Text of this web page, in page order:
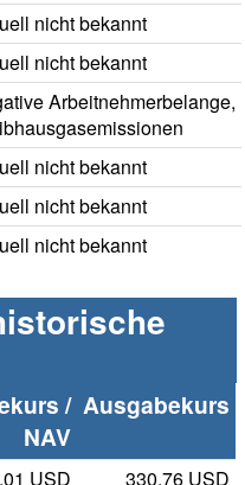
nicht bekannt
nicht bekannt
Arbeitnehmerbelange,
nicht bekannt
nicht bekannt
nicht bekannt
/
NAV
Ausgabekurs
USD
330,76 USD